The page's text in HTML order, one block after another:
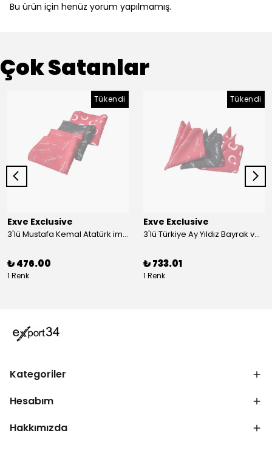
Bu ürün için henüz yorum yapılmamış.
Çok Satanlar
Tükendi
Exve Exclusive
3'lü Mustafa Kemal Atatürk imzalı ve Türkiye Ay Yıldız Bayraklı Kadın Fular Seti
₺ 476.00
1 Renk
Tükendi
Exve Exclusive
3'lü Türkiye Ay Yıldız Bayrak ve Mustafa Kemal Atatürk imzalı Kırmızı Siyah Yaka Mendili Seti
₺ 733.01
1 Renk
Kategoriler
Hesabım
Hakkımızda